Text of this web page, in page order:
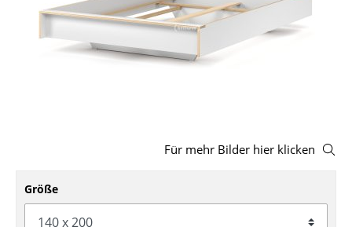
Hocker
Bänke & Liegen
Bürodrehstühle
Für mehr Bilder hier klicken
Größe